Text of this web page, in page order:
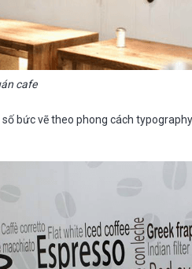
cafe
bức vẽ theo phong cách